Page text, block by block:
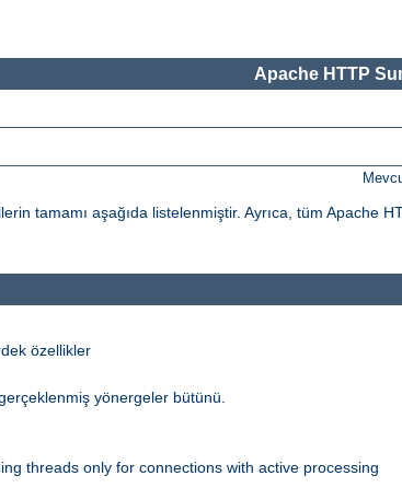
Apache HTTP
tamamı aşağıda listelenmiştir. Ayrıca, tüm Apache
özellikler
yönergeler bütünü.
threads only for connections with active processing